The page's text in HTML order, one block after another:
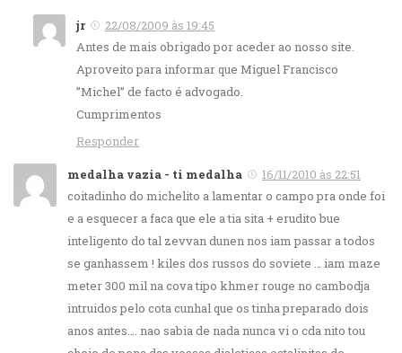
jr
22/08/2009 às 19:45
Antes de mais obrigado por aceder ao nosso site.
Aproveito para informar que Miguel Francisco
”Michel” de facto é advogado.
Cumprimentos
Responder
medalha vazia - ti medalha
16/11/2010 às 22:51
coitadinho do michelito a lamentar o campo pra onde foi
e a esquecer a faca que ele a tia sita + erudito bue
inteligento do tal zevvan dunen nos iam passar a todos
se ganhassem ! kiles dos russos do soviete … iam maze
meter 300 mil na cova tipo khmer rouge no cambodja
intruidos pelo cota cunhal que os tinha preparado dois
anos antes…. nao sabia de nada nunca vi o cda nito tou